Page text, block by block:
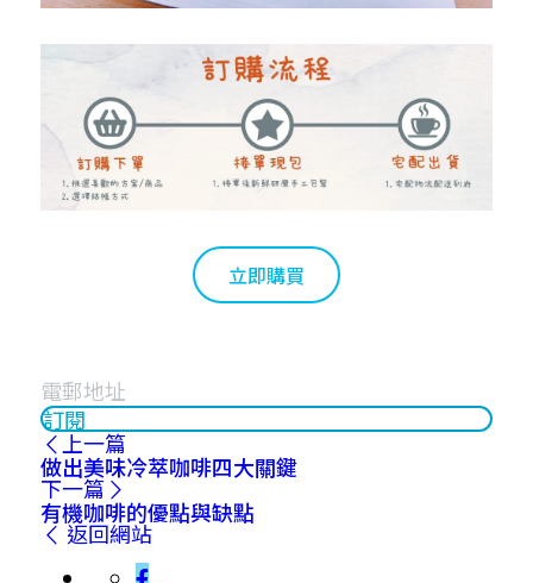
立即購買
訂閱
上一篇
做出美味冷萃咖啡四大關鍵
下一篇
有機咖啡的優點與缺點
返回網站